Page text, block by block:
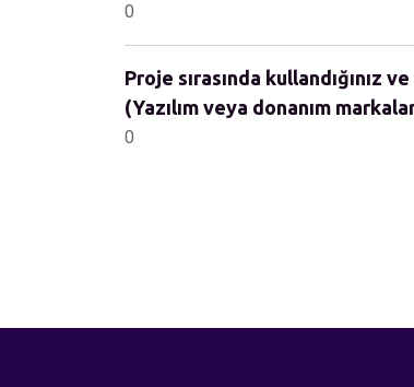
0
Proje sırasında kullandığınız
(Yazılım veya donanım
0